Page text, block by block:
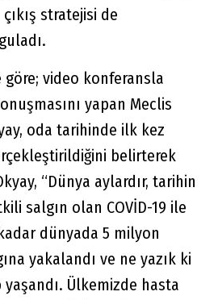
stratejisi de
göre; video konferansla
yapan Meclis
oda tarihinde ilk kez
belirterek
“Dünya aylardır, tarihin
salgın olan COVİD-19 ile
dünyada 5 milyon
yakalandı ve ne yazık ki
yaşandı. Ülkemizde hasta